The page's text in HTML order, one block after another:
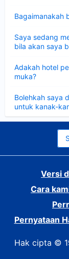
Bagaimanakah
Saya sedang
bila akan saya
Adakah hotel
muka?
Bolehkah saya
untuk kanak-
Versi
Cara
Pernyataan
Hak cipta ©